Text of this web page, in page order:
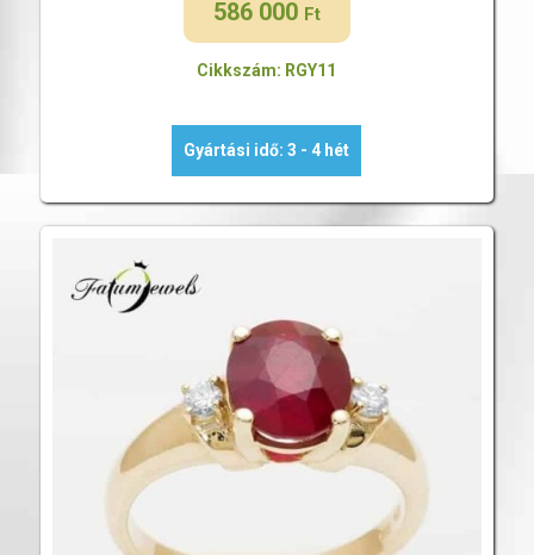
586 000 Ft
Cikkszám: RGY11
Gyártási idő: 3 - 4 hét